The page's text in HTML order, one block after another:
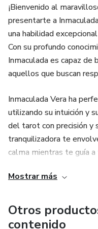
huella imborrable en la
🌠 La Ciencia Detrás de
La ciencia ha tratado de
de los años. Algunos
creen en la conexión con
La Experiencia
Muchas personas han
videntes que les han
alguna vez una lectura
La Importancia de la
¡Bienvenido al
presentarte a
una habilidad
Con su profundo
Inmaculada es capaz de
aquellos que buscan
Inmaculada Vera ha
utilizando su intuición y
del tarot con precisión y
tranquilizadora te
calma mientras te guía
Al marcar el número
recibirá con una energía
amable, escuchando
Mostrar más
Otros
contenido